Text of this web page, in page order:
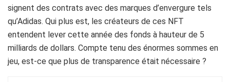
signent des contrats avec des marques d’envergure tels
qu’Adidas. Qui plus est, les créateurs de ces NFT
entendent lever cette année des fonds à hauteur de 5
milliards de dollars. Compte tenu des énormes sommes en
jeu, est-ce que plus de transparence était nécessaire ?